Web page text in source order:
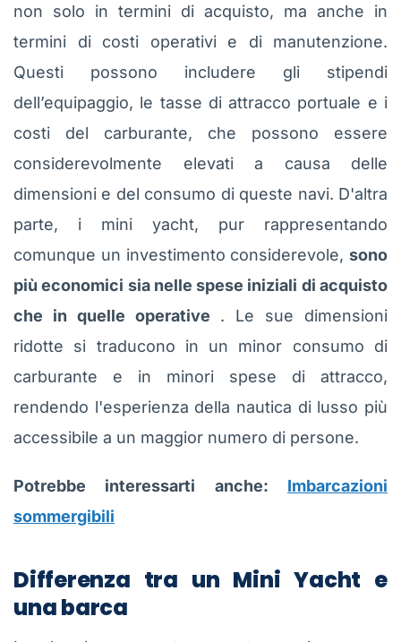
non solo in termini di acquisto, ma anche in
termini di costi operativi e di manutenzione.
Questi possono includere gli stipendi
dell’equipaggio, le tasse di attracco portuale e i
costi del carburante, che possono essere
considerevolmente elevati a causa delle
dimensioni e del consumo di queste navi. D'altra
parte, i mini yacht, pur rappresentando
comunque un investimento considerevole, sono
più economici sia nelle spese iniziali di acquisto
che in quelle operative . Le sue dimensioni
ridotte si traducono in un minor consumo di
carburante e in minori spese di attracco,
rendendo l'esperienza della nautica di lusso più
accessibile a un maggior numero di persone.
Potrebbe interessarti anche: Imbarcazioni
sommergibili
Differenza tra un Mini Yacht e
una barca